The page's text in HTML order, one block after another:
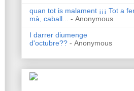
quan tot is malament ¡¡¡ Tot a
mà, caball...
- Anonymous
I darrer diumenge
d'octubre?? - Anonymous